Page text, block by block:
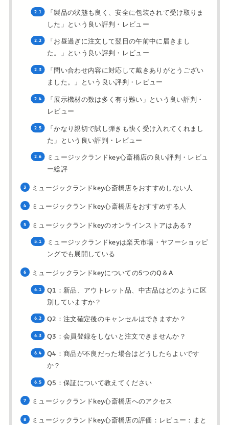
「製品の状態も良く、安全に包装されて受け取りま
した」という良い評判・レビュー
「お昼過ぎに注文して翌日の午前中に届きまし
た。」という良い評判・レビュー
「問い合わせ内容に対応して戴きありがとうござい
ました。」という良い評判・レビュー
「展示機材の数は多く有り難い」という良い評判・
レビュー
「かなり親切で試し弾きも快く受け入れてくれまし
た」という良い評判・レビュー
ミュージックランドkey心斎橋店の良い評判・レビュ
ー総評
ミュージックランドkey心斎橋店をおすすめしない人
ミュージックランドkey心斎橋店をおすすめする人
ミュージックランドkeyのオンラインストアはある？
ミュージックランドkeyは楽天市場・ヤフーショッピ
ングでも展開している
ミュージックランドkeyについての5つのQ＆A
Q1：新品、アウトレット品、中古品はどのように区
別していますか？
Q2：注文確定後のキャンセルはできますか？
Q3：会員登録をしないと注文できませんか？
Q4：商品が不良だった場合はどうしたらよいです
か？
Q5：保証について教えてください
ミュージックランドkey心斎橋店へのアクセス
ミュージックランドkey心斎橋店の評価：レビュー：まと